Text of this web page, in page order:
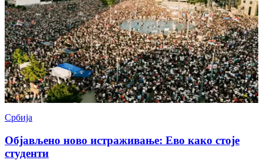
Србија
Објављено ново истраживање: Ево како стоје
студенти